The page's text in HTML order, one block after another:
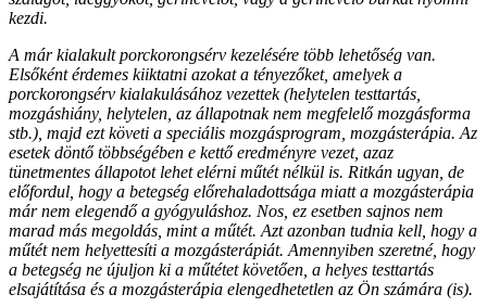
kezdi.
A már kialakult porckorongsérv kezelésére több lehetőség van.
Elsőként érdemes kiiktatni azokat a tényezőket, amelyek a
porckorongsérv kialakulásához vezettek (helytelen testtartás,
mozgáshiány, helytelen, az állapotnak nem megfelelő mozgásforma
stb.), majd ezt követi a speciális mozgásprogram, mozgásterápia. Az
esetek döntő többségében e kettő eredményre vezet, azaz
tünetmentes állapotot lehet elérni műtét nélkül is. Ritkán ugyan, de
előfordul, hogy a betegség előrehaladottsága miatt a mozgásterápia
már nem elegendő a gyógyuláshoz. Nos, ez esetben sajnos nem
marad más megoldás, mint a műtét. Azt azonban tudnia kell, hogy a
műtét nem helyettesíti a mozgásterápiát. Amennyiben szeretné, hogy
a betegség ne újuljon ki a műtétet követően, a helyes testtartás
elsajátítása és a mozgásterápia elengedhetetlen az Ön számára (is).